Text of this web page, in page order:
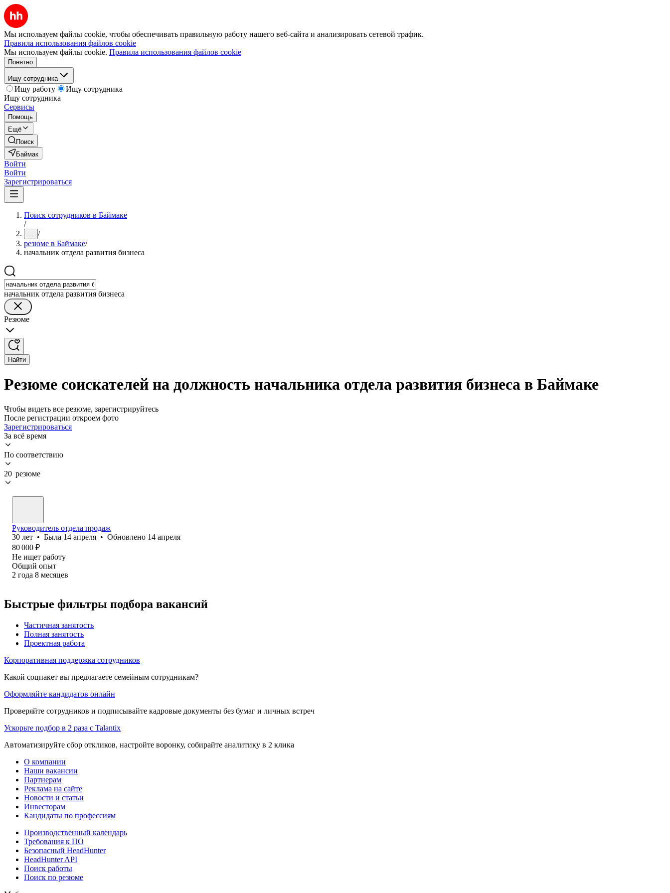
Мы используем файлы cookie, чтобы обеспечивать правильную работу нашего веб-сайта и анализировать сетевой трафик.
Правила использования файлов cookie
Мы используем файлы cookie. Правила использования файлов cookie
Понятно
Ищу сотрудника
Ищу работу
Ищу сотрудника
Ищу сотрудника
Сервисы
Помощь
Ещё
Поиск
Баймак
Войти
Войти
Зарегистрироваться
Поиск сотрудников в Баймаке
/
... /
резюме в Баймаке/
начальник отдела развития бизнеса
начальник отдела развития бизнеса
Резюме
Найти
Резюме соискателей на должность начальника отдела развития бизнеса в Баймаке
Чтобы видеть все резюме, зарегистрируйтесь
После регистрации откроем фото
Зарегистрироваться
За всё время
По соответствию
20 резюме
Руководитель отдела продаж
30 лет • Была 14 апреля • Обновлено 14 апреля
80 000 ₽
Не ищет работу
Общий опыт
2 года 8 месяцев
Быстрые фильтры подбора вакансий
Частичная занятость
Полная занятость
Проектная работа
Корпоративная поддержка сотрудников
Какой соцпакет вы предлагаете семейным сотрудникам?
Оформляйте кандидатов онлайн
Проверяйте сотрудников и подписывайте кадровые документы без бумаг и личных встреч
Ускорьте подбор в 2 раза с Talantix
Автоматизируйте сбор откликов, настройте воронку, собирайте аналитику в 2 клика
О компании
Наши вакансии
Партнерам
Реклама на сайте
Новости и статьи
Инвесторам
Кандидаты по профессиям
Производственный календарь
Требования к ПО
Безопасный HeadHunter
HeadHunter API
Поиск работы
Поиск по резюме